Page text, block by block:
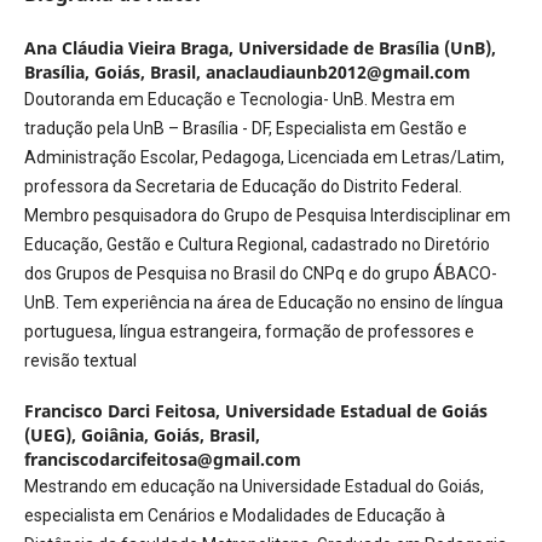
Ana Cláudia Vieira Braga, Universidade de Brasília (UnB),
Brasília, Goiás, Brasil, anaclaudiaunb2012@gmail.com
Doutoranda em Educação e Tecnologia- UnB. Mestra em
tradução pela UnB – Brasília - DF, Especialista em Gestão e
Administração Escolar, Pedagoga, Licenciada em Letras/Latim,
professora da Secretaria de Educação do Distrito Federal.
Membro pesquisadora do Grupo de Pesquisa Interdisciplinar em
Educação, Gestão e Cultura Regional, cadastrado no Diretório
dos Grupos de Pesquisa no Brasil do CNPq e do grupo ÁBACO-
UnB. Tem experiência na área de Educação no ensino de língua
portuguesa, língua estrangeira, formação de professores e
revisão textual
Francisco Darci Feitosa, Universidade Estadual de Goiás
(UEG), Goiânia, Goiás, Brasil,
franciscodarcifeitosa@gmail.com
Mestrando em educação na Universidade Estadual do Goiás,
especialista em Cenários e Modalidades de Educação à